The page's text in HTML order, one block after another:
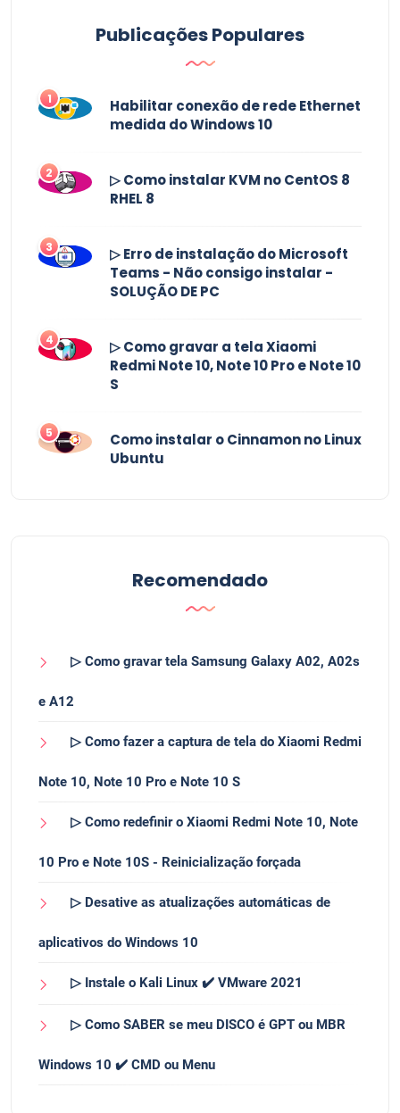
Publicações Populares
1
Habilitar conexão de rede Ethernet
medida do Windows 10
2
▷ Como instalar KVM no CentOS 8
RHEL 8
3
▷ Erro de instalação do Microsoft
Teams - Não consigo instalar -
SOLUÇÃO DE PC
4
▷ Como gravar a tela Xiaomi
Redmi Note 10, Note 10 Pro e Note 10
S
5
Como instalar o Cinnamon no Linux
Ubuntu
Recomendado
▷ Como gravar tela Samsung Galaxy A02, A02s
e A12
▷ Como fazer a captura de tela do Xiaomi Redmi
Note 10, Note 10 Pro e Note 10 S
▷ Como redefinir o Xiaomi Redmi Note 10, Note
10 Pro e Note 10S - Reinicialização forçada
▷ Desative as atualizações automáticas de
aplicativos do Windows 10
▷ Instale o Kali Linux ✔️ VMware 2021
▷ Como SABER se meu DISCO é GPT ou MBR
Windows 10 ✔️ CMD ou Menu